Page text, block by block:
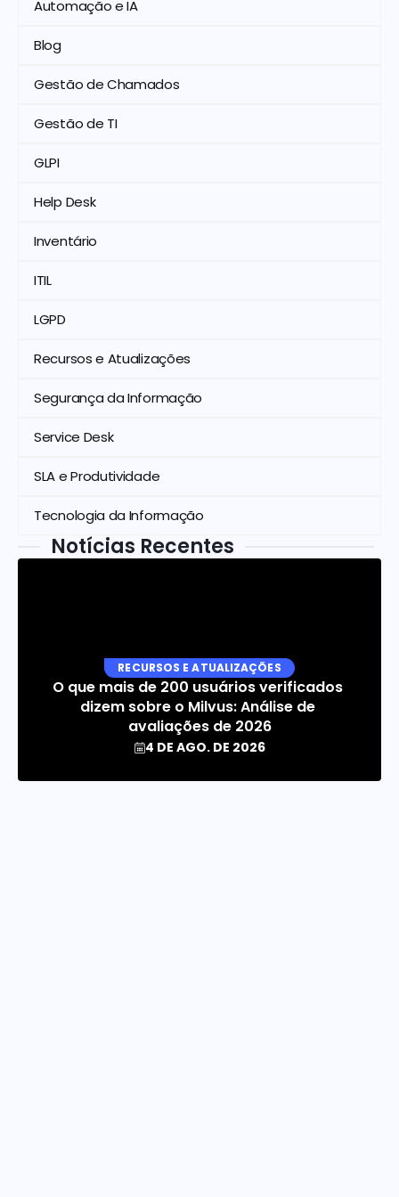
Automação e IA
Blog
Gestão de Chamados
Gestão de TI
GLPI
Help Desk
Inventário
ITIL
LGPD
Recursos e Atualizações
Segurança da Informação
Service Desk
SLA e Produtividade
Tecnologia da Informação
Notícias Recentes
RECURSOS E ATUALIZAÇÕES
O que mais de 200 usuários verificados
dizem sobre o Milvus: Análise de
avaliações de 2026
4 DE AGO. DE 2026